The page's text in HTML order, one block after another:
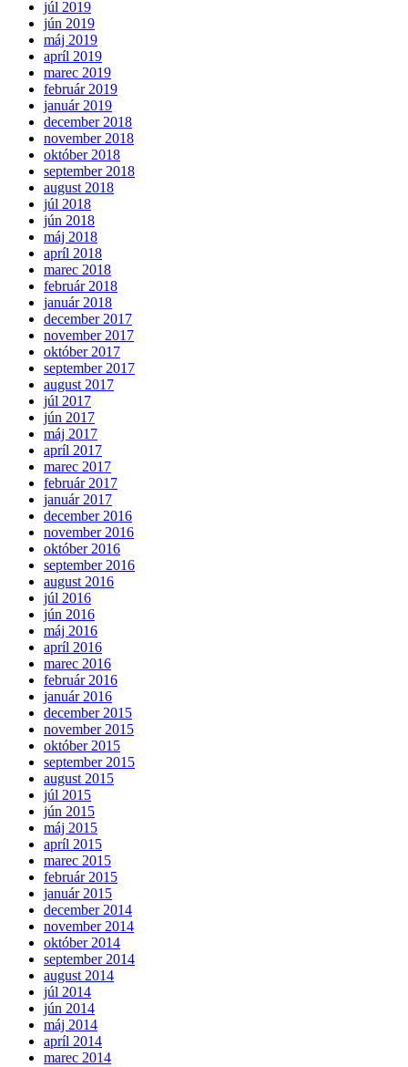
júl 2019
jún 2019
máj 2019
apríl 2019
marec 2019
február 2019
január 2019
december 2018
november 2018
október 2018
september 2018
august 2018
júl 2018
jún 2018
máj 2018
apríl 2018
marec 2018
február 2018
január 2018
december 2017
november 2017
október 2017
september 2017
august 2017
júl 2017
jún 2017
máj 2017
apríl 2017
marec 2017
február 2017
január 2017
december 2016
november 2016
október 2016
september 2016
august 2016
júl 2016
jún 2016
máj 2016
apríl 2016
marec 2016
február 2016
január 2016
december 2015
november 2015
október 2015
september 2015
august 2015
júl 2015
jún 2015
máj 2015
apríl 2015
marec 2015
február 2015
január 2015
december 2014
november 2014
október 2014
september 2014
august 2014
júl 2014
jún 2014
máj 2014
apríl 2014
marec 2014